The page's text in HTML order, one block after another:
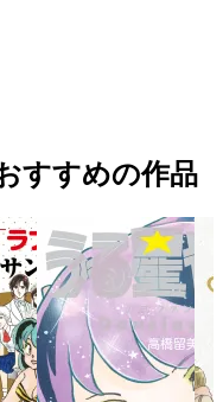
すすめの作品